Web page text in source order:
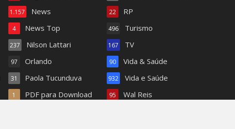
News
1.157
News Top
4
Nilson Lattari
237
Orlando
97
Paola Tucunduva
31
PDF para Download
1
RP
22
Turismo
496
TV
167
Vida & Saúde
90
Vida e Saúde
932
Wal Reis
95